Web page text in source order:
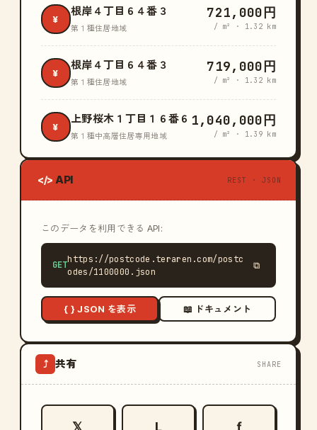
¥
根岸４丁目６４番３
第１種住居地域
721,000円
/ m² · 1.32 km
¥
根岸４丁目６４番３
第１種住居地域
719,000円
/ m² · 1.32 km
¥
上野桜木１丁目１６番６
第１種中高層住居専用地域
1,040,000円
/ m² · 1.39 km
</> API REST · JSON
このデータを利用できる API:
GET
https://postcode.teraren.com/postc
odes/1100000.json
⧉
{ } JSON を表示 📖 ドキュメント
⤴ 共有 SHARE
𝕏 L ƒ